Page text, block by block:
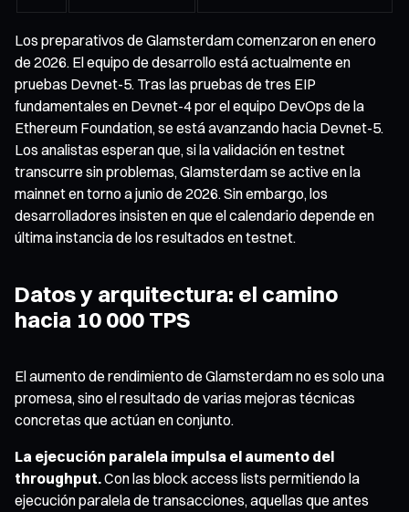
Los preparativos de Glamsterdam comenzaron en enero
de 2026. El equipo de desarrollo está actualmente en
pruebas Devnet-5. Tras las pruebas de tres EIP
fundamentales en Devnet-4 por el equipo DevOps de la
Ethereum Foundation, se está avanzando hacia Devnet-5.
Los analistas esperan que, si la validación en testnet
transcurre sin problemas, Glamsterdam se active en la
mainnet en torno a junio de 2026. Sin embargo, los
desarrolladores insisten en que el calendario depende en
última instancia de los resultados en testnet.
Datos y arquitectura: el camino
hacia 10 000 TPS
El aumento de rendimiento de Glamsterdam no es solo una
promesa, sino el resultado de varias mejoras técnicas
concretas que actúan en conjunto.
La ejecución paralela impulsa el aumento del
throughput.Con las block access lists permitiendo la
ejecución paralela de transacciones, aquellas que antes